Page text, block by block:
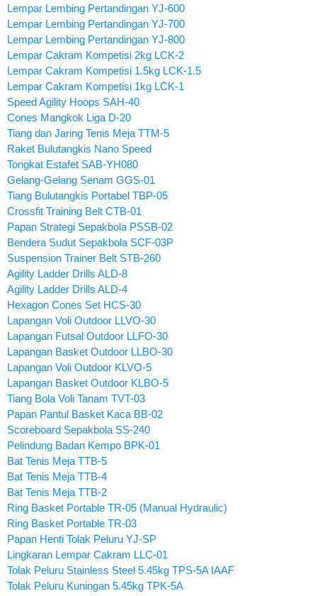
Lempar Lembing Pertandingan YJ-600
Lempar Lembing Pertandingan YJ-700
Lempar Lembing Pertandingan YJ-800
Lempar Cakram Kompetisi 2kg LCK-2
Lempar Cakram Kompetisi 1.5kg LCK-1.5
Lempar Cakram Kompetisi 1kg LCK-1
Speed Agility Hoops SAH-40
Cones Mangkok Liga D-20
Tiang dan Jaring Tenis Meja TTM-5
Raket Bulutangkis Nano Speed
Tongkat Estafet SAB-YH080
Gelang-Gelang Senam GGS-01
Tiang Bulutangkis Portabel TBP-05
Crossfit Training Belt CTB-01
Papan Strategi Sepakbola PSSB-02
Bendera Sudut Sepakbola SCF-03P
Suspension Trainer Belt STB-260
Agility Ladder Drills ALD-8
Agility Ladder Drills ALD-4
Hexagon Cones Set HCS-30
Lapangan Voli Outdoor LLVO-30
Lapangan Futsal Outdoor LLFO-30
Lapangan Basket Outdoor LLBO-30
Lapangan Voli Outdoor KLVO-5
Lapangan Basket Outdoor KLBO-5
Tiang Bola Voli Tanam TVT-03
Papan Pantul Basket Kaca BB-02
Scoreboard Sepakbola SS-240
Pelindung Badan Kempo BPK-01
Bat Tenis Meja TTB-5
Bat Tenis Meja TTB-4
Bat Tenis Meja TTB-2
Ring Basket Portable TR-05 (Manual Hydraulic)
Ring Basket Portable TR-03
Papan Henti Tolak Peluru YJ-SP
Lingkaran Lempar Cakram LLC-01
Tolak Peluru Stainless Steel 5.45kg TPS-5A IAAF
Tolak Peluru Kuningan 5.45kg TPK-5A